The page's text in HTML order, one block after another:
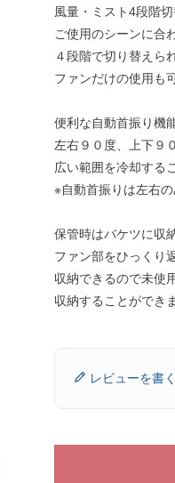
風量・ミスト4段階
ご使用のシーンに合
４段階で切り替えら
ファンだけの使用も
便利な自動首振り機
左右９０度、上下９
広い範囲を冷却する
※自動首振りは左右の
保管時はバケツに収
ファン部をひっくり
収納できるので未使
収納することができ
レビューを書く